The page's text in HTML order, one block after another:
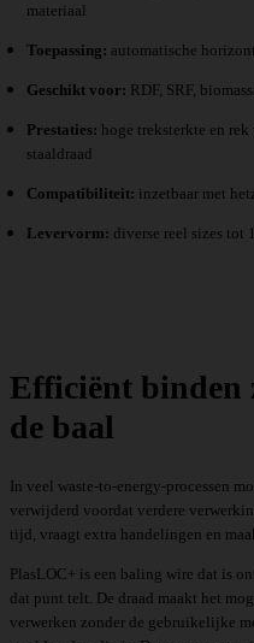
materiaal
Toepassing: automatische
Geschikt voor: RDF, SRF,
Prestaties: hoge treksterkte en
staaldraad
Compatibiliteit: inzetbaar met
Levervorm: diverse reel sizes tot
Efficiënt binden
de baal
In veel waste-to-energy-processen
verwijderd voordat verdere
tijd, vraagt extra handelingen en
PlasLOC+ is een baling wire dat is
dat punt telt. De draad maakt het
verwerken zonder de gebruikelijke